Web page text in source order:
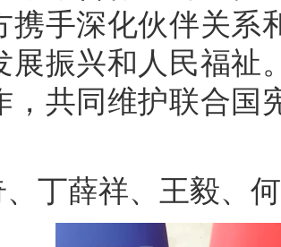
携手深化伙伴关系
展振兴和人民福祉
，共同维护联合国
丁薛祥、王毅、